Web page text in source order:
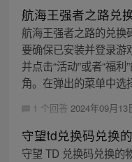
航海王强者之路兑
航海王强者之路的兑换
要确保已安装并登录游
并点击“活动”或者“福
角。在弹出的菜单中选
1 个回答 2024年09月13
守望td兑换码兑换
守望 TD 兑换码兑换的